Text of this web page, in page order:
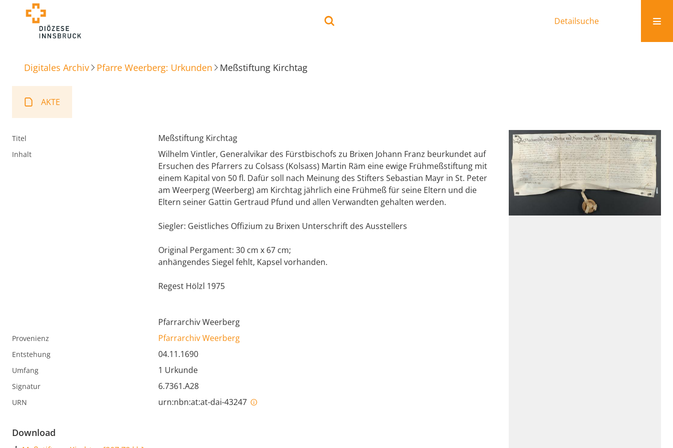
Detailsuche
Digitales Archiv Pfarre Weerberg: Urkunden Meßstiftung Kirchtag
AKTE
Titel Meßstiftung Kirchtag
Inhalt
Wilhelm Vintler, Generalvikar des Fürstbischofs zu Brixen Johann Franz beurkundet auf
Ersuchen des Pfarrers zu Colsass (Kolsass) Martin Räm eine ewige Frühmeßstiftung mit
einem Kapital von 50 fl. Dafür soll nach Meinung des Stifters Sebastian Mayr in St. Peter
am Weerperg (Weerberg) am Kirchtag jährlich eine Frühmeß für seine Eltern und die
Eltern seiner Gattin Gertraud Pfund und allen Verwandten gehalten werden.
Siegler: Geistliches Offizium zu Brixen Unterschrift des Ausstellers
Original Pergament: 30 cm x 67 cm;
anhängendes Siegel fehlt, Kapsel vorhanden.
Regest Hölzl 1975
Pfarrarchiv Weerberg
Provenienz Pfarrarchiv Weerberg
Entstehung 04.11.1690
Umfang 1 Urkunde
Signatur 6.7361.A28
URN urn:nbn:at:at-dai-43247
Download